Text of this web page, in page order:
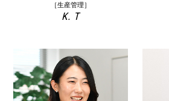
［生産管理］
K. T